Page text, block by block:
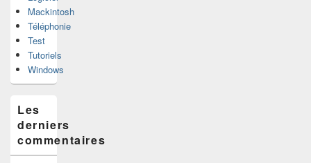
Mackintosh
Téléphonie
Test
Tutoriels
Windows
Les
derniers
commentaires